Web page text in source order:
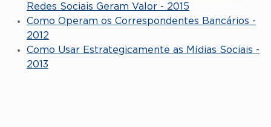
Redes Sociais Geram Valor - 2015
Como Operam os Correspondentes Bancários -
2012
Como Usar Estrategicamente as Mídias Sociais -
2013